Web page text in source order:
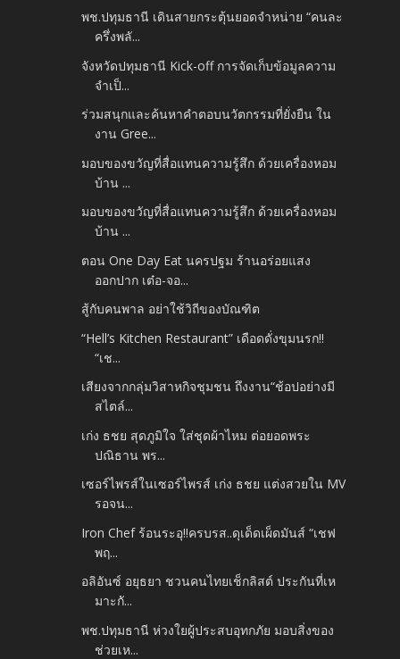
พช.ปทุมธานี เดินสายกระตุ้นยอดจำหน่าย “คนละ
ครึ่งพลั...
จังหวัดปทุมธานี Kick-off การจัดเก็บข้อมูลความ
จำเป็...
ร่วมสนุกและค้นหาคำตอบนวัตกรรมที่ยั่งยืน ใน
งาน Gree...
มอบของขวัญที่สื่อแทนความรู้สึก ด้วยเครื่องหอม
บ้าน ...
มอบของขวัญที่สื่อแทนความรู้สึก ด้วยเครื่องหอม
บ้าน ...
ตอน One Day Eat นครปฐม ร้านอร่อยแสง
ออกปาก เต๋อ-จอ...
สู้กับคนพาล อย่าใช้วิถีของบัณฑิต
“Hell’s Kitchen Restaurant” เดือดดั่งขุมนรก!!
“เช...
เสียงจากกลุ่มวิสาหกิจชุมชน ถึงงาน“ช้อปอย่างมี
สไตล์...
เก่ง ธชย สุดภูมิใจ ใส่ชุดผ้าไหม ต่อยอดพระ
ปณิธาน พร...
เซอร์ไพรส์ในเซอร์ไพรส์ เก่ง ธชย แต่งสวยใน MV
รอจน...
Iron Chef ร้อนระอุ!!ครบรส..ดุเด็ดเผ็ดมันส์ “เชฟ
พฤ...
อลิอันซ์ อยุธยา ชวนคนไทยเช็กลิสต์ ประกันที่เห
มาะกั...
พช.ปทุมธานี ห่วงใยผู้ประสบอุทกภัย มอบสิ่งของ
ช่วยเห...